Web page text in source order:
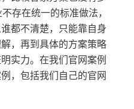
存在统一的标准做法，
都不清楚，只能靠自身
，再到具体的方案策略
实力。在我们官网案例
，包括我们自己的官网